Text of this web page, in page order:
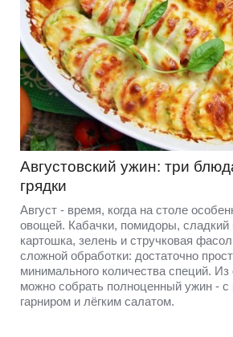
Августовский ужин: три
грядки
Август - время, когда на столе
овощей. Кабачки, помидоры, сладкий
картошка, зелень и стручковая
сложной обработки: достаточно
минимального количества специй. Из
можно собрать полноценный ужин -
гарниром и лёгким салатом.